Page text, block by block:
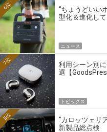
“ちょうどいい
型化＆進化し
6位
ニュース
利用シーン別
選【
7位
トピックス
“カロッツェリ
新製品総点検
8位